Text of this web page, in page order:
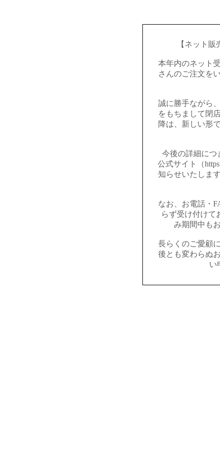
【ネット
本年内のネット
さんのご注文を
誠に勝手ながら
をもちまして閉
降は、新しい形
今後の詳細につ
公式サイト（
知らせいたしま
なお、お電話・
らず受け付けて
み期間中も
長らくのご愛顧
後とも変わらぬ
い